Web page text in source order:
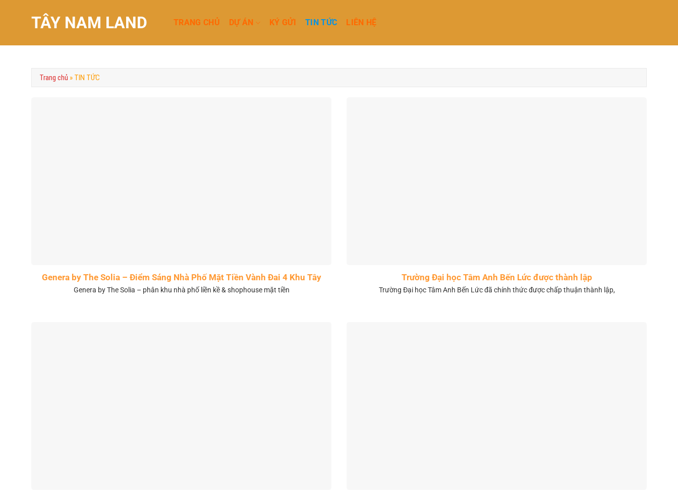
dung
TÂY NAM LAND TRANG CHỦ DỰ ÁN KÝ GỬI TIN TỨC LIÊN HỆ
Trang chủ » TIN TỨC
Genera by The Solia – Điểm Sáng Nhà Phố Mặt Tiền Vành Đai 4 Khu Tây
Genera by The Solia – phân khu nhà phố liền kề & shophouse mặt tiền
Trường Đại học Tâm Anh Bến Lức được thành lập
Trường Đại học Tâm Anh Bến Lức đã chính thức được chấp thuận thành lập,